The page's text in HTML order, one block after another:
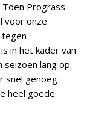
Prograss
voor onze
in het kader van
seizoen lang op
snel genoeg
heel goede